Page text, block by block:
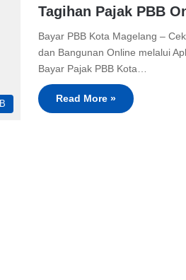
Tagihan Pajak PBB
Bayar PBB Kota Magelang –
dan Bangunan Online melalui
Bayar Pajak PBB Kota…
Read More »